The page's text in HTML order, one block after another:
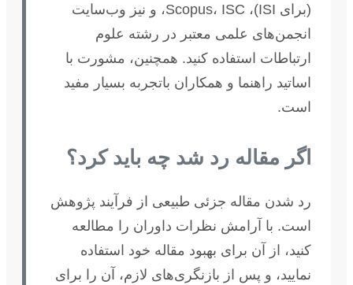
(برای ISI)، Scopus، ISC، و نیز وب‌سایت
انجمن‌های علمی معتبر در رشته علوم
ارتباطات استفاده کنید. همچنین، مشورت با
اساتید راهنما و همکاران باتجربه بسیار مفید
است.
اگر مقاله رد شد چه باید کرد؟
رد شدن مقاله جزئی طبیعی از فرآیند پژوهش
است. با آرامش نظرات داوران را مطالعه
کنید، از آن برای بهبود مقاله خود استفاده
نمایید، و پس از بازنگری‌های لازم، آن را برای